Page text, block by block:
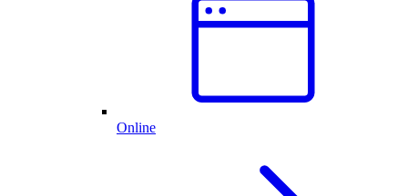
Online